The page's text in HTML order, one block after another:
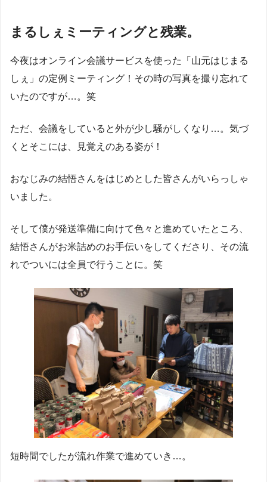
まるしぇミーティングと残業。
今夜はオンライン会議サービスを使った「山元はじまる
しぇ」の定例ミーティング！その時の写真を撮り忘れて
いたのですが…。笑
ただ、会議をしていると外が少し騒がしくなり…。気づ
くとそこには、見覚えのある姿が！
おなじみの結悟さんをはじめとした皆さんがいらっしゃ
いました。
そして僕が発送準備に向けて色々と進めていたところ、
結悟さんがお米詰めのお手伝いをしてくださり、その流
れでついには全員で行うことに。笑
短時間でしたが流れ作業で進めていき…。